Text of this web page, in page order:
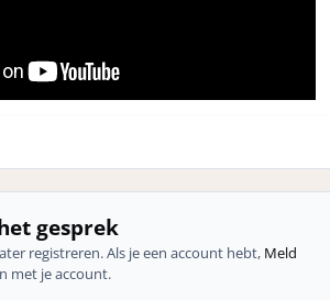
gesprek
registreren. Als je een account hebt, Meld
met je account.